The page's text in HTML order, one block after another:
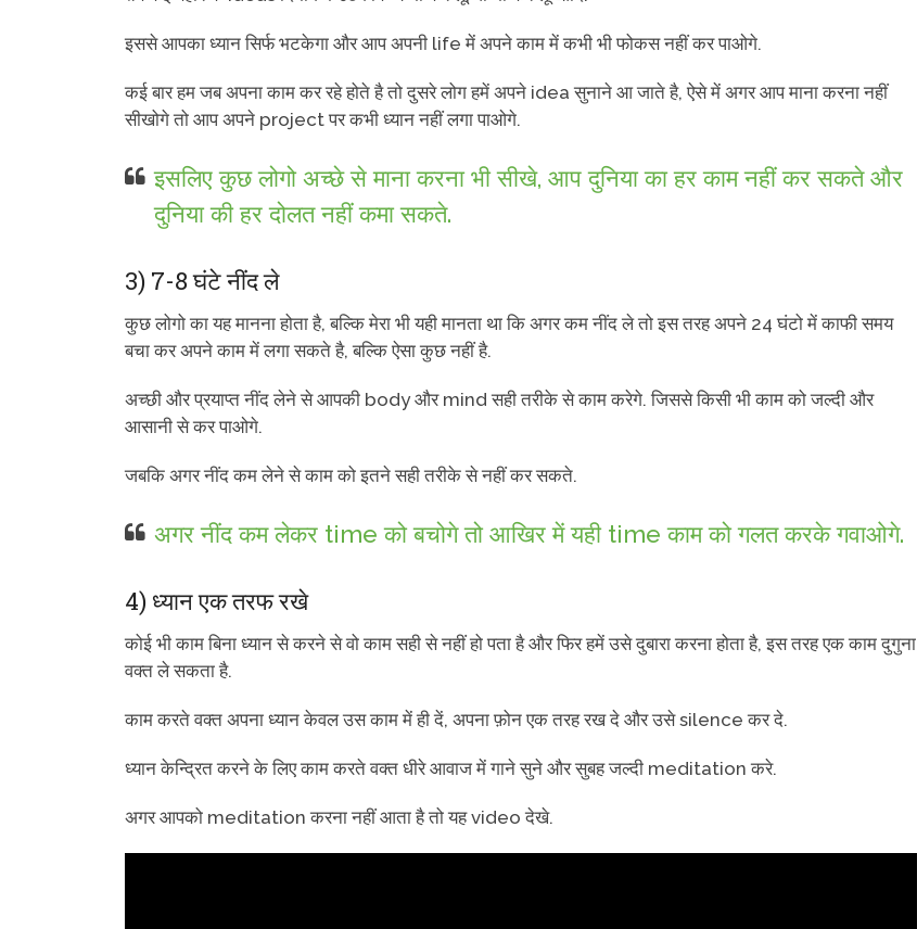
इससे आपका ध्यान सिर्फ भटकेगा और आप अपनी life में अपने काम में कभी भी फोकस नहीं कर पाओगे.
कई बार हम जब अपना काम कर रहे होते है तो दुसरे लोग हमें अपने idea सुनाने आ जाते है, ऐसे में अगर आप माना करना नहीं
सीखोगे तो आप अपने project पर कभी ध्यान नहीं लगा पाओगे.
इसलिए कुछ लोगो अच्छे से माना करना भी सीखे, आप दुनिया का हर काम नहीं कर सकते और
दुनिया की हर दोलत नहीं कमा सकते.
3) 7-8 घंटे नींद ले
कुछ लोगो का यह मानना होता है, बल्कि मेरा भी यही मानता था कि अगर कम नींद ले तो इस तरह अपने 24 घंटो में काफी समय
बचा कर अपने काम में लगा सकते है, बल्कि ऐसा कुछ नहीं है.
अच्छी और प्रयाप्त नींद लेने से आपकी body और mind सही तरीके से काम करेगे. जिससे किसी भी काम को जल्दी और
आसानी से कर पाओगे.
जबकि अगर नींद कम लेने से काम को इतने सही तरीके से नहीं कर सकते.
अगर नींद कम लेकर time को बचोगे तो आखिर में यही time काम को गलत करके गवाओगे.
4) ध्यान एक तरफ रखे
कोई भी काम बिना ध्यान से करने से वो काम सही से नहीं हो पता है और फिर हमें उसे दुबारा करना होता है, इस तरह एक काम दुगुना
वक्त ले सकता है.
काम करते वक्त अपना ध्यान केवल उस काम में ही दें, अपना फ़ोन एक तरह रख दे और उसे silence कर दे.
ध्यान केन्द्रित करने के लिए काम करते वक्त धीरे आवाज में गाने सुने और सुबह जल्दी meditation करे.
अगर आपको meditation करना नहीं आता है तो यह video देखे.